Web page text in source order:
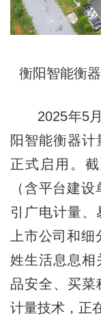
衡阳智能衡
2025年5月
阳智能衡器计
正式启用。
（含平台建
引广电计量、
上市公司和
姓生活息息相
品安全、买
计量技术，正